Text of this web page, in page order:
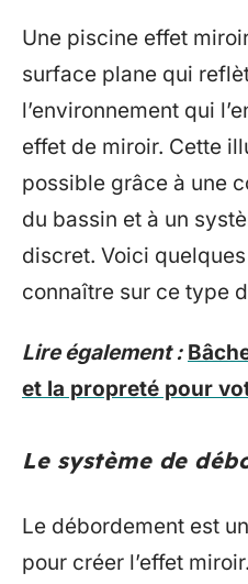
Une piscine effet
surface plane qui
l’environnement qui
effet de miroir. Cette
possible grâce à une
du bassin et à un
discret. Voici
connaître sur ce type
Lire également :
et la propreté pour
Le système de
Le débordement est
pour créer l’effet